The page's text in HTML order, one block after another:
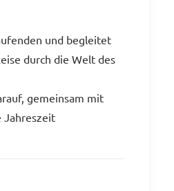
und begleitet
durch die Welt des
gemeinsam mit
Jahreszeit